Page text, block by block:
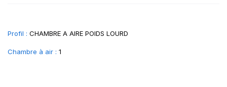
Profil : CHAMBRE A AIRE POIDS LOURD
Chambre à air : 1